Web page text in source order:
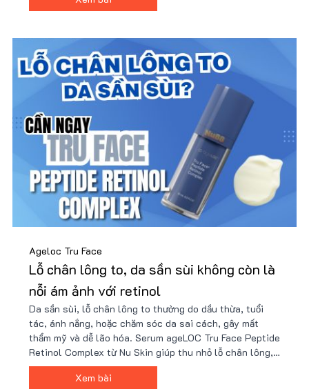
Ageloc Tru Face
Lỗ chân lông to, da sần sùi không còn là
nỗi ám ảnh với retinol
Da sần sùi, lỗ chân lông to thường do dầu thừa, tuổi
tác, ánh nắng, hoặc chăm sóc da sai cách, gây mất
thẩm mỹ và dễ lão hóa. Serum ageLOC Tru Face Peptide
Retinol Complex từ Nu Skin giúp thu nhỏ lỗ chân lông,
cải thiện kết cấu da và tăng độ đàn hồi nhờ công nghệ
peptide và retinol tiên tiến. Nhận ưu đãi từ Nu88 ngay!
Xem bài